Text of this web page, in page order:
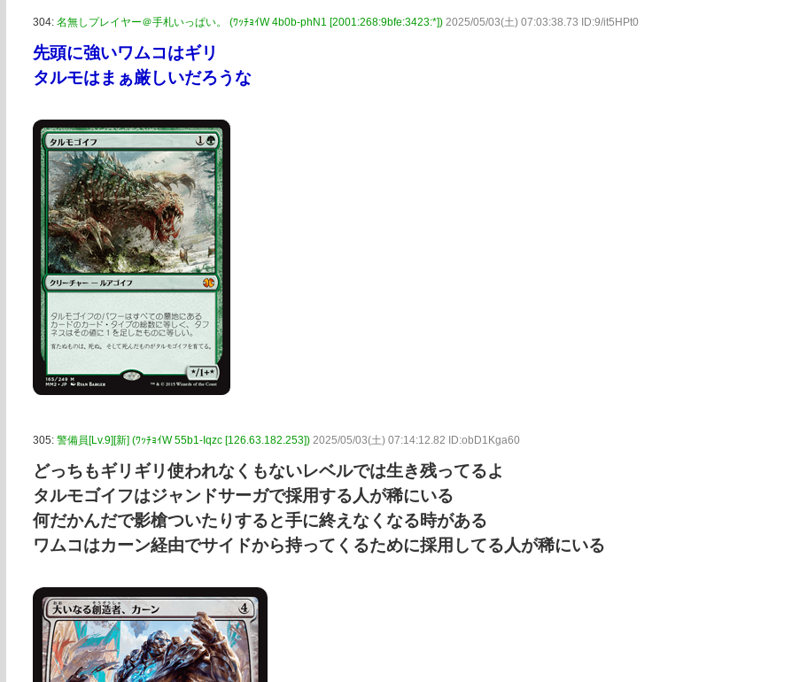
304: 名無しプレイヤー＠手札いっぱい。 (ﾜｯﾁｮｲW 4b0b-phN1 [2001:268:9bfe:3423:*]) 2025/05/03(土) 07:03:38.73 ID:9/it5HPt0
先頭に強いワムコはギリ
タルモはまぁ厳しいだろうな
305: 警備員[Lv.9][新] (ﾜｯﾁｮｲW 55b1-Iqzc [126.63.182.253]) 2025/05/03(土) 07:14:12.82 ID:obD1Kga60
どっちもギリギリ使われなくもないレベルでは生き残ってるよ
タルモゴイフはジャンドサーガで採用する人が稀にいる
何だかんだで影槍ついたりすると手に終えなくなる時がある
ワムコはカーン経由でサイドから持ってくるために採用してる人が稀にいる